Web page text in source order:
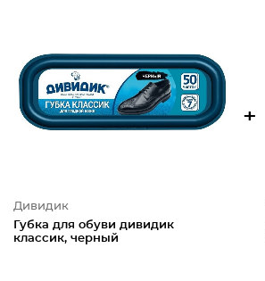
Дивидик
Губка для обуви дивидик
классик, черный
+